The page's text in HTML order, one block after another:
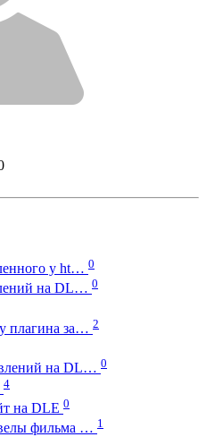
у ht… 0
на DL… 0
плагина за… 2
на DL… 0
4
на DLE 0
фильма … 1